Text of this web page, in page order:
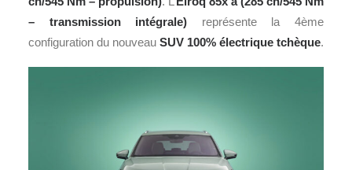
– transmission intégrale) représente la 4ème
configuration du nouveau SUV 100% électrique tchèque.